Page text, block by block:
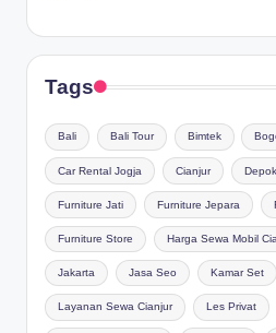
Tags
Bali Bali Tour Bimtek
Car Rental Jogja Cianjur Depok
Furniture Jati Furniture Jepara
Furniture Store Harga Sewa Mobil
Jakarta Jasa Seo Kamar Set
Layanan Sewa Cianjur Les Privat